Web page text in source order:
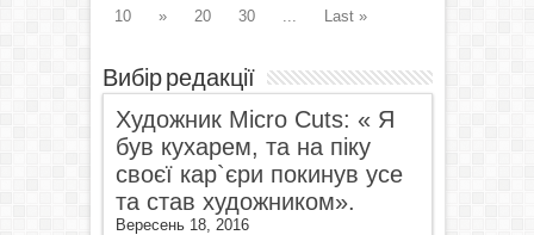
10
» 20 30 ... Last »
Вибір редакції
Художник Micro Cuts: « Я
був кухарем, та на піку
своєї кар`єри покинув усе
та став художником».
Вересень 18, 2016